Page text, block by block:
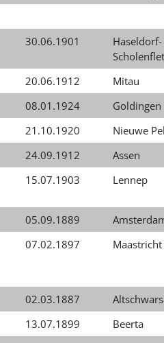
30.06.1901
Haseldorf-
20.06.1912
Mitau
08.01.1924
Goldingen
21.10.1920
Nieuwe
24.09.1912
Assen
15.07.1903 Lennep
05.09.1889
07.02.1897 Maastricht
02.03.1887
13.07.1899
Beerta